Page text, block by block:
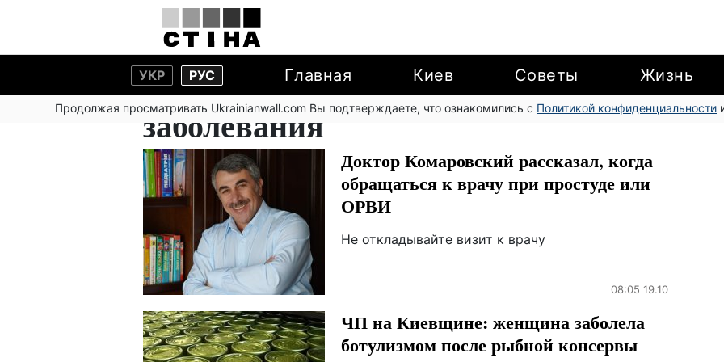
УКР РУС Главная Киев Советы Жизнь
Продолжая просматривать Ukrainianwall.com Вы подтверждаете, что ознакомились с Политикой конфиденциальности
заболевания
Доктор Комаровский рассказал, когда
обращаться к врачу при простуде или
ОРВИ
Не откладывайте визит к врачу
08:05 19.10
ЧП на Киевщине: женщина заболела
ботулизмом после рыбной консервы